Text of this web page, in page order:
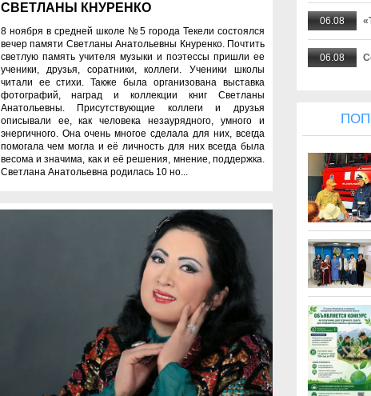
СВЕТЛАНЫ КНУРЕНКО
8 ноября в средней школе №5 города Текели состоялся
вечер памяти Светланы Анатольевны Кнуренко. Почтить
светлую память учителя музыки и поэтессы пришли ее
ученики, друзья, соратники, коллеги. Ученики школы
читали ее стихи. Также была организована выставка
фотографий, наград и коллекции книг Светланы
Анатольевны. Присутствующие коллеги и друзья
описывали ее, как человека незаурядного, умного и
энергичного. Она очень многое сделала для них, всегда
помогала чем могла и её личность для них всегда была
весома и значима, как и её решения, мнение, поддержка.
Светлана Анатольевна родилась 10 но...
06.08
06.08
06.08
06.08
06.08
06.08
06.08
06.08
06.08